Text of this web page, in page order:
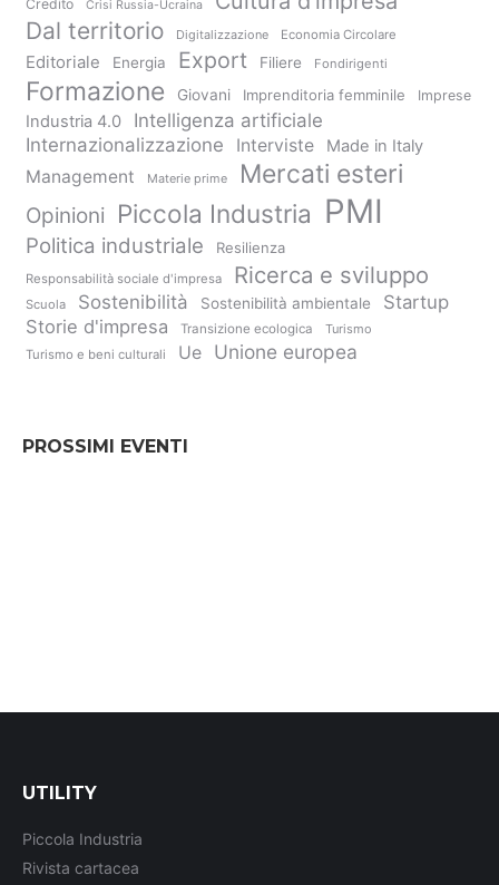
Credito Crisi Russia-Ucraina
Dal territorio Digitalizzazione Economia Circolare
Editoriale Energia Export Filiere Fondirigenti
Formazione Giovani Imprenditoria femminile Imprese
Industria 4.0
Intelligenza artificiale
Internazionalizzazione
Interviste Made in Italy
Management Materie prime Mercati esteri
Opinioni Piccola Industria PMI
Politica industriale Resilienza
Responsabilità sociale d'impresa Ricerca e sviluppo
Scuola Sostenibilità Sostenibilità ambientale
Startup
Storie d'impresa
Transizione ecologica
Turismo
Turismo e beni culturali
Ue Unione europea
PROSSIMI EVENTI
UTILITY
Piccola Industria
Rivista cartacea